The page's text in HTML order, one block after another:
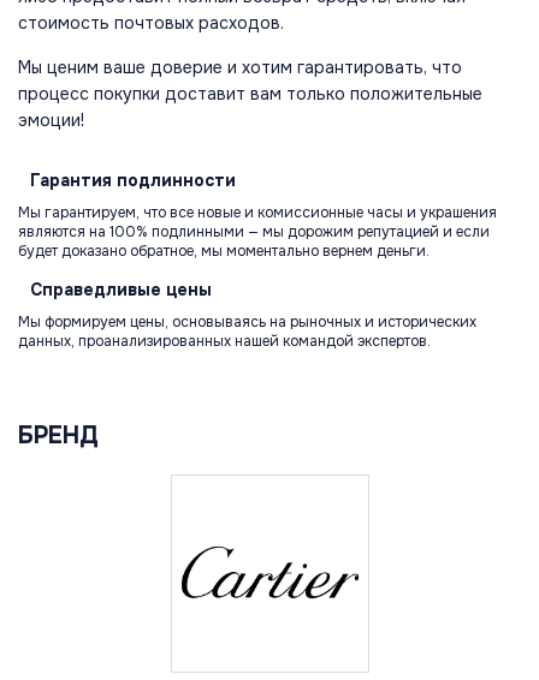
стоимость почтовых расходов.
Мы ценим ваше доверие и хотим гарантировать, что
процесс покупки доставит вам только положительные
эмоции!
Гарантия подлинности
Мы гарантируем, что все новые и комиссионные часы и украшения
являются на 100% подлинными — мы дорожим репутацией и если
будет доказано обратное, мы моментально вернем деньги.
Справедливые цены
Мы формируем цены, основываясь на рыночных и исторических
данных, проанализированных нашей командой экспертов.
БРЕНД